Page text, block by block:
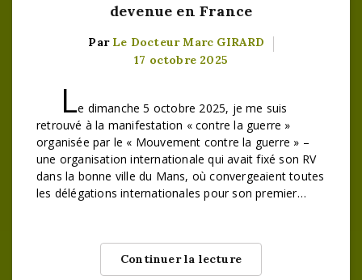
devenue en France
Par Le Docteur Marc GIRARD
17 octobre 2025
Le dimanche 5 octobre 2025, je me suis
retrouvé à la manifestation « contre la guerre »
organisée par le « Mouvement contre la guerre » –
une organisation internationale qui avait fixé son RV
dans la bonne ville du Mans, où convergeaient toutes
les délégations internationales pour son premier…
Continuer la lecture